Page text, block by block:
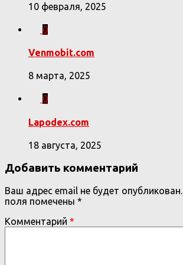
10 февраля, 2025
0
Venmobit.com
8 марта, 2025
0
Lapodex.com
18 августа, 2025
Добавить комментарий
Ваш адрес email не будет опубликован.
поля помечены *
Комментарий *